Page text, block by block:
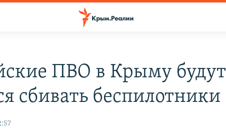
ПВО в Крыму будут
сбивать беспилотники